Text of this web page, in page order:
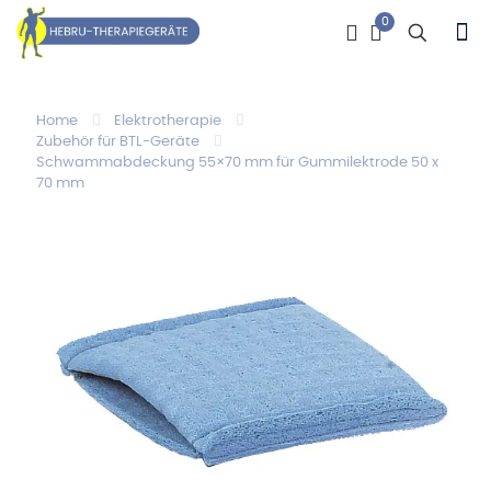
0
Home
Elektrotherapie
Zubehör für BTL-Geräte
Schwammabdeckung 55×70 mm für Gummilektrode 50 x
70 mm